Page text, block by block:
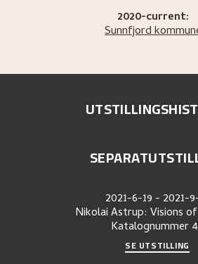
2020-current:
Sunnfjord
2021-6-19- 2021-
Nikolai Astrup: Visions
Katalognummer
SE UTSTILLING